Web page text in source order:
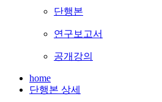
단행본
연구보고서
공개강의
home
단행본 상세